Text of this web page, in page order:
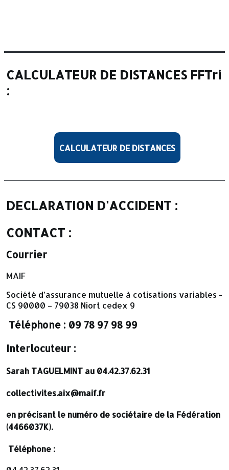
CALCULATEUR DE DISTANCES FFTri
:
CALCULATEUR DE DISTANCES
DECLARATION D'ACCIDENT :
CONTACT :
Courrier
MAIF
Société d’assurance mutuelle à cotisations variables -
CS 90000 – 79038 Niort cedex 9
Téléphone : 09 78 97 98 99
Interlocuteur :
Sarah TAGUELMINT au 04.42.37.62.31
collectivites.aix@maif.fr
en précisant le numéro de sociétaire de la Fédération
(4466037K).
Téléphone :